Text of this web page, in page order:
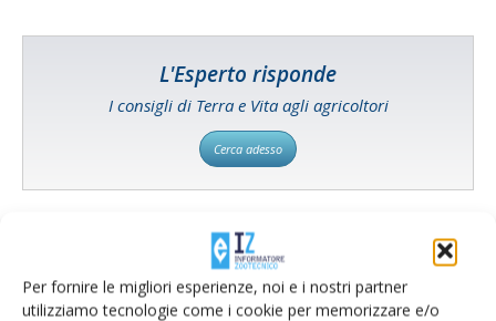
Per fornire le migliori esperienze, noi e i nostri partner
utilizziamo tecnologie come i cookie per memorizzare e/o
L'Esperto risponde
I consigli di Terra e Vita agli agricoltori
Cerca adesso